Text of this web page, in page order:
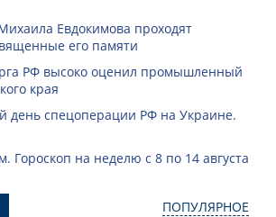
Евдокимова проходят
его памяти
РФ высоко оценил промышленный
края
день спецоперации РФ на Украине.
Гороскоп на неделю с 8 по 14 августа
ПОПУЛЯРНОЕ